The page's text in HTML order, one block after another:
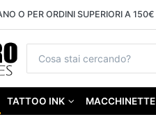
O PER ORDINI SUPERIORI A 150€
TATTOO INK MACCHINETTE